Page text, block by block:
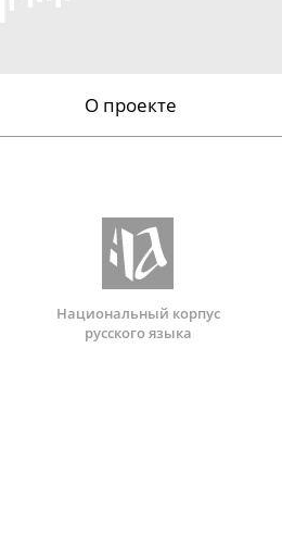
О проекте
Национальный корпус
русского языка